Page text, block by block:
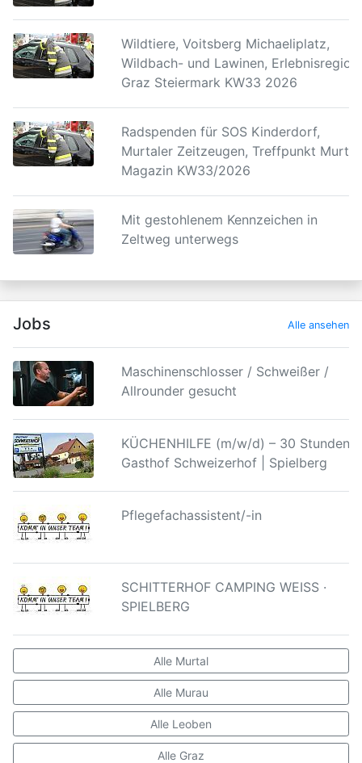
Wildtiere, Voitsberg Michaeliplatz,
Wildbach- und Lawinen, Erlebnisregion
Graz Steiermark KW33 2026
Radspenden für SOS Kinderdorf,
Murtaler Zeitzeugen, Treffpunkt Murtal
Magazin KW33/2026
Mit gestohlenem Kennzeichen in
Zeltweg unterwegs
Jobs Alle ansehen
Maschinenschlosser / Schweißer /
Allrounder gesucht
KÜCHENHILFE (m/w/d) – 30 Stunden |
Gasthof Schweizerhof | Spielberg
Pflegefachassistent/-in
SCHITTERHOF CAMPING WEISS ·
SPIELBERG
Alle Murtal
Alle Murau
Alle Leoben
Alle Graz